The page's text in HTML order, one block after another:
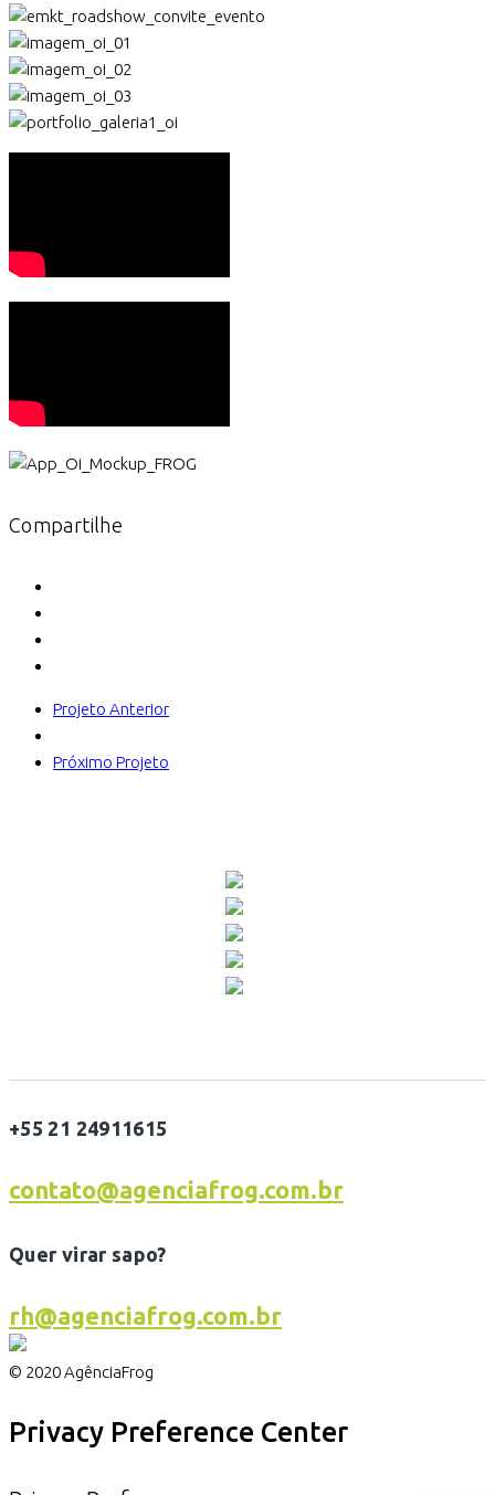
Compartilhe
Projeto Anterior
Próximo Projeto
+55 21 24911615
contato@agenciafrog.com.br
Quer virar sapo?
rh@agenciafrog.com.br
© 2020 AgênciaFrog
Privacy Preference Center